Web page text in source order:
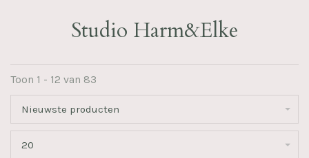
Studio Harm&Elke
Toon 1 - 12 van 83
Nieuwste producten
20